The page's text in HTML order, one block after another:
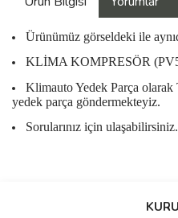
Ürünümüz görseldeki ile
KLİMA KOMPRESÖR
Klimauto Yedek Parça
yedek parça göndermekteyiz.
Sorularınız için ulaşabilirsiniz.
Bu ürüne ilk